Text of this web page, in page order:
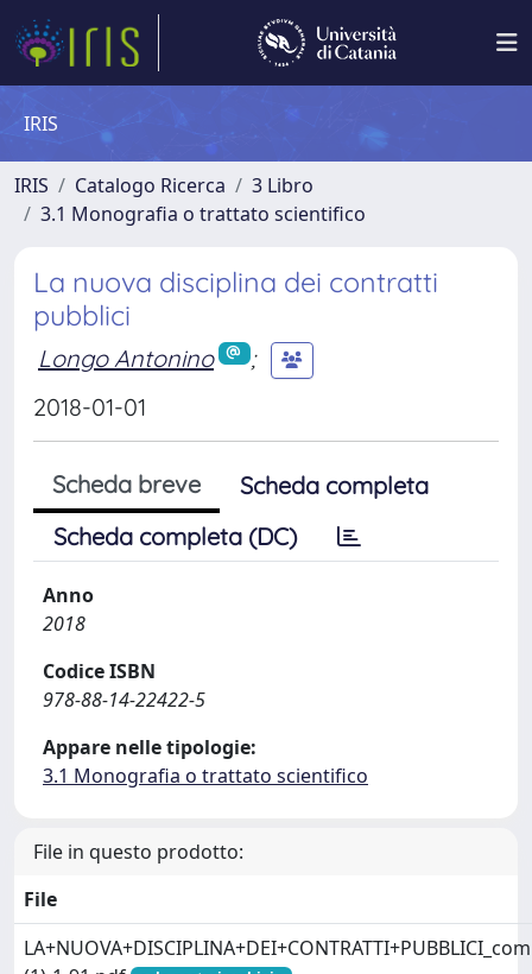
IRIS
IRIS Catalogo Ricerca
3 Libro
3.1 Monografia o trattato scientifico
La nuova disciplina dei contratti
pubblici
Longo Antonino
;
2018-01-01
Scheda breve
Scheda completa
Scheda completa (DC)
Anno
2018
Codice ISBN
978-88-14-22422-5
Appare nelle tipologie:
3.1 Monografia o trattato scientifico
File in questo prodotto:
File